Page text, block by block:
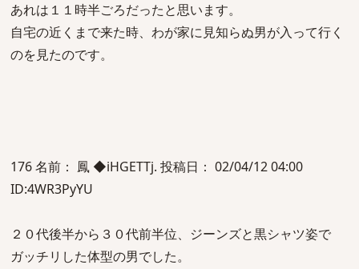
あれは１１時半ごろだったと思います。
自宅の近くまで来た時、わが家に見知らぬ男が入って行く
のを見たのです。
176 名前： 鳳 ◆iHGETTj. 投稿日： 02/04/12 04:00
ID:4WR3PyYU
２０代後半から３０代前半位、ジーンズと黒シャツ姿で
ガッチリした体型の男でした。